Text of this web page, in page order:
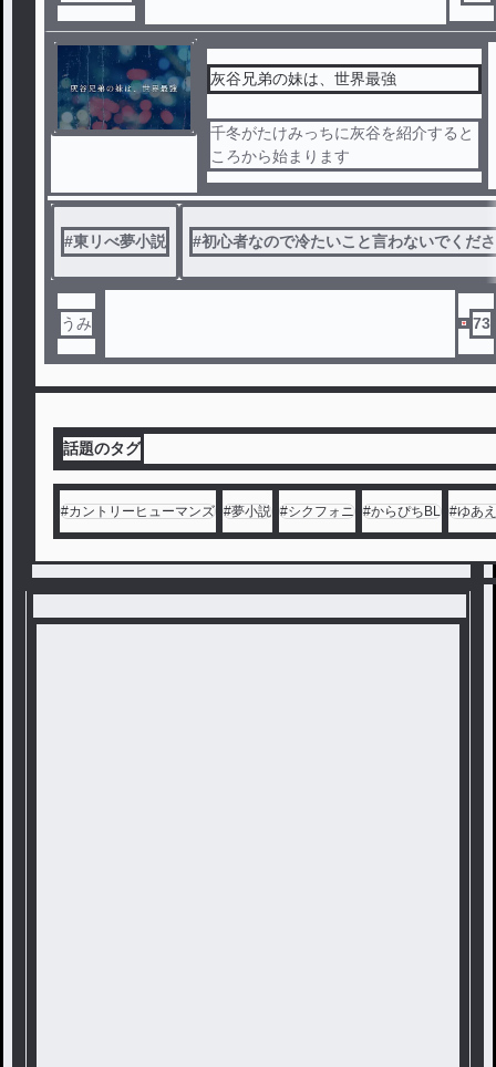
灰谷兄弟の妹は、世界最強
千冬がたけみっちに灰谷を紹介すると
ころから始まります
#東リべ夢小説 #初心者なので冷たいこと言わないでくだ
うみ 73
話題のタグ
#カントリーヒューマンズ #夢小説 #シクフォニ #からぴちBL #ゆあ